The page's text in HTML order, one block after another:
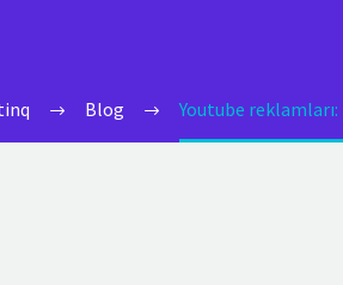
Blog Youtube reklamları: